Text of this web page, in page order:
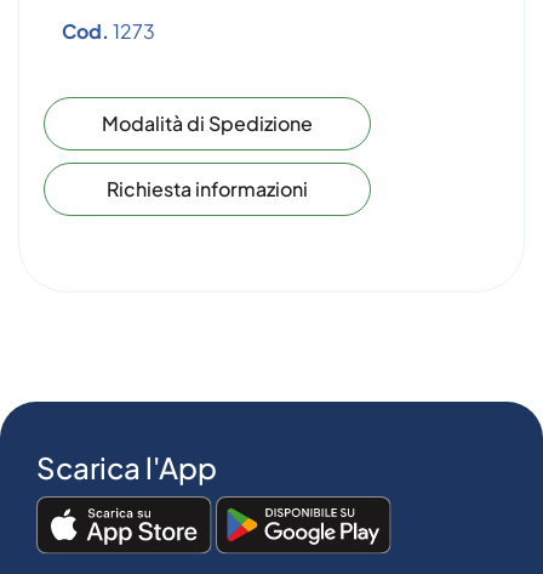
Cod. 1273
Modalità di Spedizione
Richiesta informazioni
Scarica l'App